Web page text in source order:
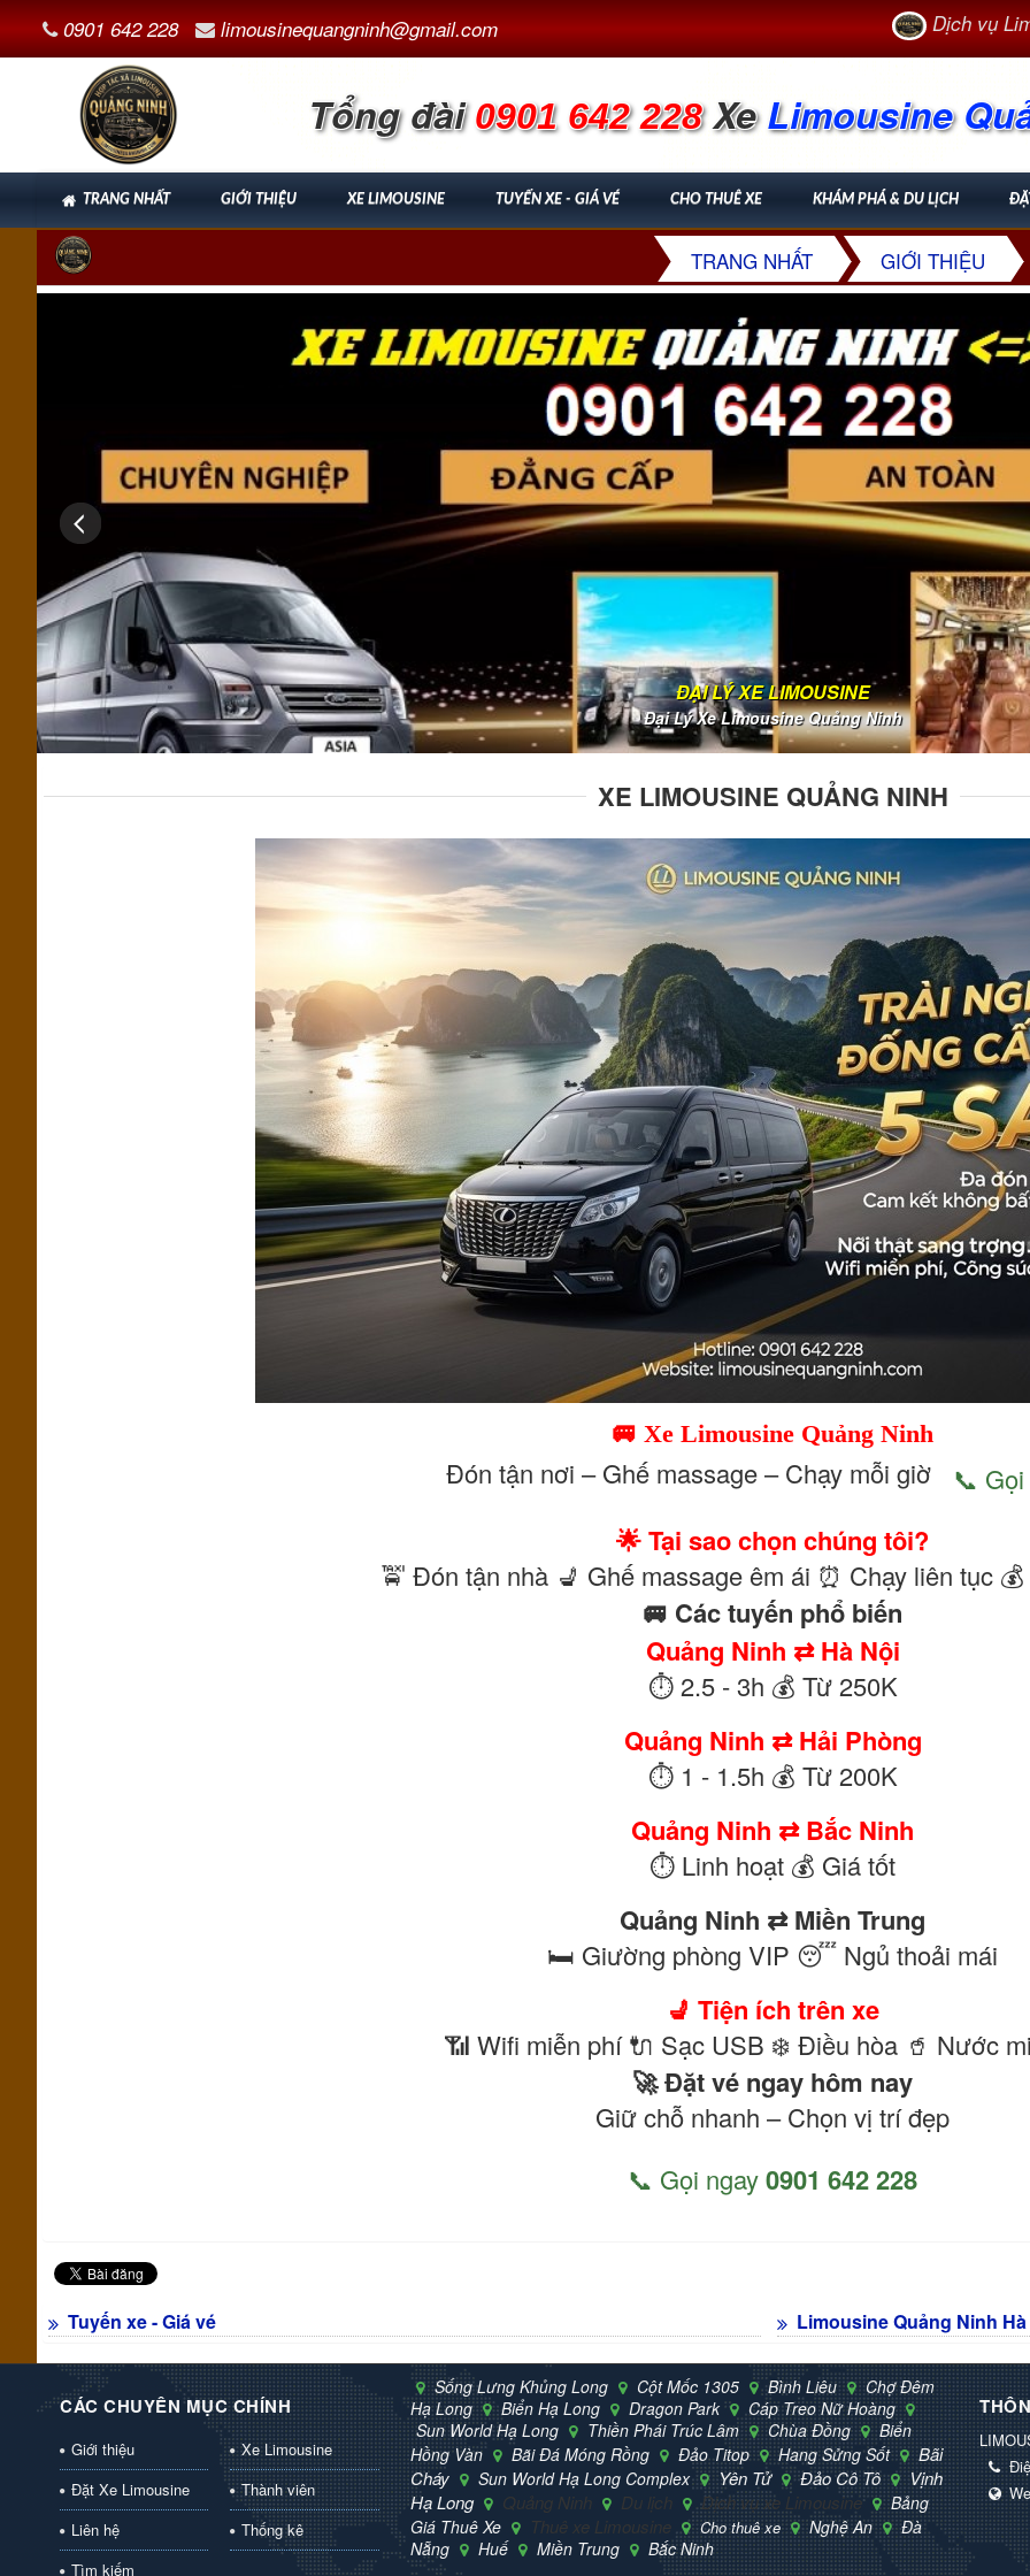
0901 642 228 limousinequangninh@gmail.com Dịch vụ
Tổng đài 0901 642 228XeLimousine
TRANG NHẤT GIỚI THIỆU XE LIMOUSINE TUYẾN XE - GIÁ VÉ CHO THUÊ XE KHÁM PHÁ & DU LỊCH
TRANG NHẤT GIỚI THIỆU
ĐẠI LÝ XE LIMOUSINE
Đại Lý Xe Limousine Quảng Ninh
XE LIMOUSINE QUẢNG NINH
🚐 Xe Limousine Quảng Ninh
Đón tận nơi – Ghế massage – Chạy mỗi giờ 📞
🌟 Tại sao chọn chúng tôi?
🚖 Đón tận nhà 💺 Ghế massage êm ái ⏰ Chạy liên tục
🚐 Các tuyến phổ biến
Quảng Ninh ⇄ Hà Nội
⏱ 2.5 - 3h 💰 Từ 250K
Quảng Ninh ⇄ Hải Phòng
⏱ 1 - 1.5h 💰 Từ 200K
Quảng Ninh ⇄ Bắc Ninh
⏱ Linh hoạt 💰 Giá tốt
Quảng Ninh ⇄ Miền Trung
🛏 Giường phòng VIP 😴 Ngủ thoải mái
💺 Tiện ích trên xe
📶 Wifi miễn phí 🔌 Sạc USB ❄️ Điều hòa 🥤 Nước
🚀 Đặt vé ngay hôm nay
Giữ chỗ nhanh – Chọn vị trí đẹp
📞 Gọi ngay0901 642 228
Tuyến xe - Giá vé Limousine Quảng Ninh
CÁC CHUYÊN MỤC CHÍNH
Giới thiệu
Xe Limousine
Đặt Xe Limousine
Thành viên
Liên hệ
Thống kê
Tìm kiếm
Sống Lưng Khủng Long Cột Mốc 1305 Bình Liêu
Chợ Đêm
Hạ Long
Biển Hạ Long Dragon Park
Cáp Treo Nữ Hoàng
Sun World Hạ Long
Thiền Phái Trúc Lâm Chùa Đồng
Biển
Hồng Vàn
Bãi Đá Móng Rồng Đảo Titop Hang Sửng Sốt
Bãi
Cháy
Sun World Hạ Long Complex Yên Tử Đảo Cô Tô
Vịnh
Hạ Long
Quảng Ninh Du lịch Dịch vụ xe Limousine
Bảng
Giá Thuê Xe
Thuê xe Limousine Cho thuê xe Nghệ An
Đà
Nẵng
Huế Miền Trung Bắc Ninh